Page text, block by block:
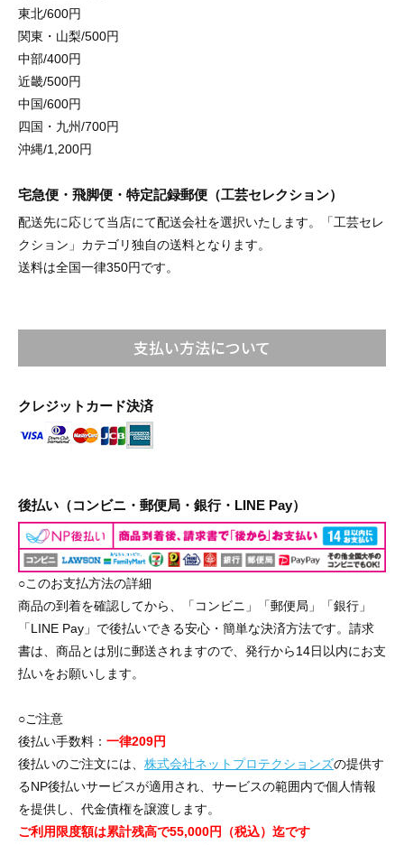
東北/600円
関東・山梨/500円
中部/400円
近畿/500円
中国/600円
四国・九州/700円
沖縄/1,200円
宅急便・飛脚便・特定記録郵便（工芸セレクション）
配送先に応じて当店にて配送会社を選択いたします。「工芸セレ
クション」カテゴリ独自の送料となります。
送料は全国一律350円です。
支払い方法について
クレジットカード決済
後払い（コンビニ・郵便局・銀行・LINE Pay）
○このお支払方法の詳細
商品の到着を確認してから、「コンビニ」「郵便局」「銀行」
「LINE Pay」で後払いできる安心・簡単な決済方法です。請求
書は、商品とは別に郵送されますので、発行から14日以内にお支
払いをお願いします。
○ご注意
後払い手数料： 一律209円
後払いのご注文には、 株式会社ネットプロテクションズの提供す
るNP後払いサービスが適用され、サービスの範囲内で個人情報
を提供し、代金債権を譲渡します。
ご利用限度額は累計残高で55,000円（税込）迄です